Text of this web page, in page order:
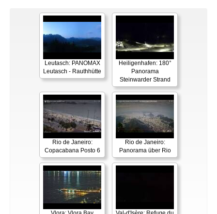
Leutasch: PANOMAX
Leutasch - Rauthhütte
Heiligenhafen: 180°
Panorama
Steinwarder Strand
Rio de Janeiro:
Copacabana Posto 6
Rio de Janeiro:
Panorama über Rio